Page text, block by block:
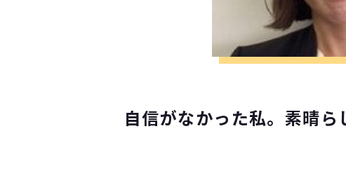
自信がなかった私。素晴